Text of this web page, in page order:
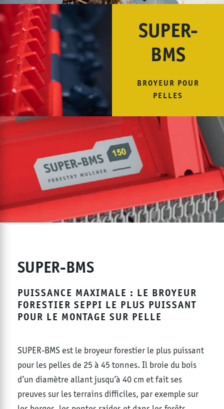
SUPER-
BMS
BROYEUR POUR
PELLES
SUPER-BMS
PUISSANCE MAXIMALE : LE BROYEUR
FORESTIER SEPPI LE PLUS PUISSANT
POUR LE MONTAGE SUR PELLE
SUPER-BMS est le broyeur forestier le plus puissant
pour les pelles de 25 à 45 tonnes. Il broie du bois
d’un diamètre allant jusqu’à 40 cm et fait ses
preuves sur les terrains difficiles, par exemple sur